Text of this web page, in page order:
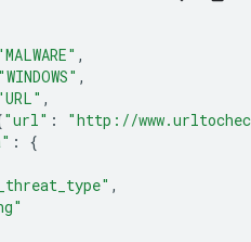
,
"WINDOWS" ,
,
"url" :
"http://
:
{
,